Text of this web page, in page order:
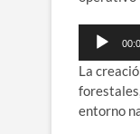
audio
La
entorno